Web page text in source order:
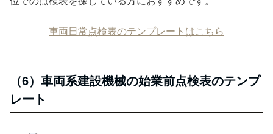
車両日常点検表のテンプレートはこちら
（6）車両系建設機械の始業前点検表のテンプ
レート